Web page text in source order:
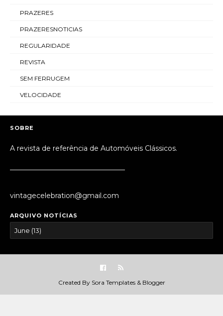
PRAZERES
PRAZERESNOTICIAS
REGULARIDADE
REVISTA
SEM FERRUGEM
VELOCIDADE
SOBRE
A revista de referência de Automóveis Clássicos.
vintagecelebration@gmail.com
ARQUIVO NOTÍCIAS
Created By Sora Templates& Blogger